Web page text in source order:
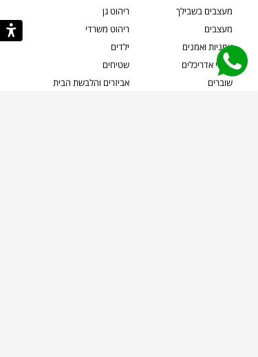
מעצבים בשבילך
מעצבים
אמניות ואמנים
קשרי אדריכלים
שוברים
ריהוט גן
ריהוט משרדי
ילדים
שטיחים
אביזרים והלבשת הבית